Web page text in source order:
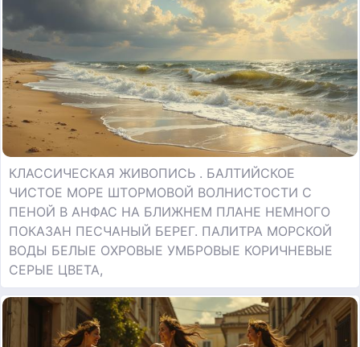
КЛАССИЧЕСКАЯ ЖИВОПИСЬ . БАЛТИЙСКОЕ
ЧИСТОЕ МОРЕ ШТОРМОВОЙ ВОЛНИСТОСТИ С
ПЕНОЙ В АНФАС НА БЛИЖНЕМ ПЛАНЕ НЕМНОГО
ПОКАЗАН ПЕСЧАНЫЙ БЕРЕГ. ПАЛИТРА МОРСКОЙ
ВОДЫ БЕЛЫЕ ОХРОВЫЕ УМБРОВЫЕ КОРИЧНЕВЫЕ
СЕРЫЕ ЦВЕТА,